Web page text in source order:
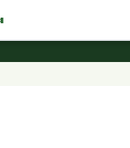
.com